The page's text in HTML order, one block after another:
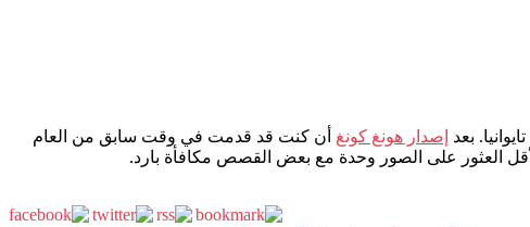
إصدار هونغ كونغ أن كنت قد قدمت في وقت سابق من العام
العثور على الصور وحدة مع بعض القصص مكافأة بارد.